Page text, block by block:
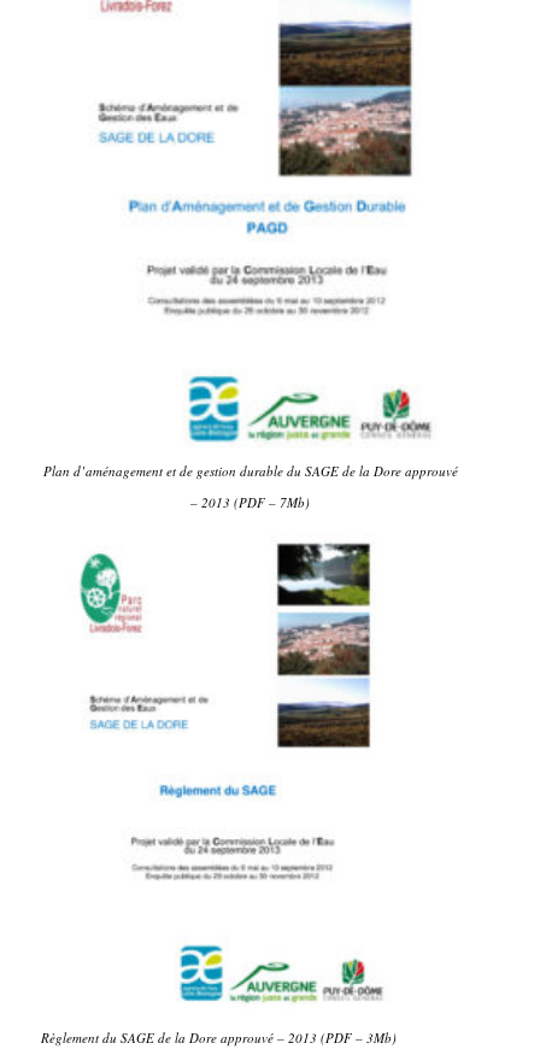
Plan d’aménagement et de gestion durable du SAGE de la Dore approuvé
– 2013 (PDF – 7Mb)
Règlement du SAGE de la Dore approuvé – 2013 (PDF – 3Mb)